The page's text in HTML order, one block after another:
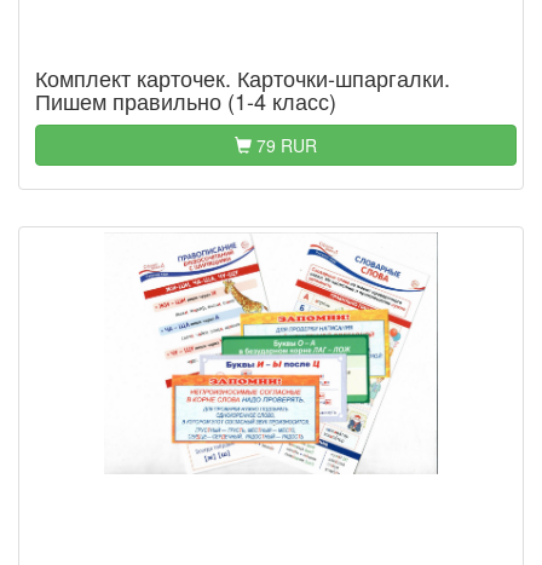
Комплект карточек. Карточки-шпаргалки.
Пишем правильно (1-4 класс)
79 RUR